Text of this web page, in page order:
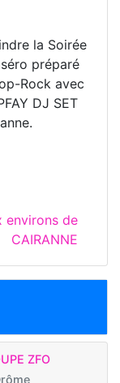
la Soirée
préparé
Rock avec
DJ SET
environs de
CAIRANNE
ZFO